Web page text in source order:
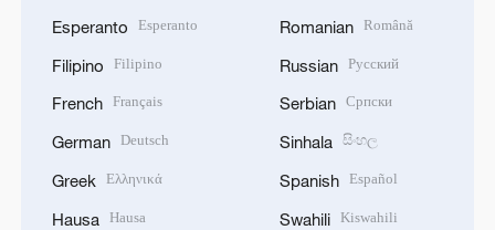
Esperanto Esperanto
Filipino Filipino
French Français
German Deutsch
Greek Ελληνικά
Hausa Hausa
Romanian Română
Russian Русский
Serbian Српски
Sinhala සිංහල
Spanish Español
Swahili Kiswahili